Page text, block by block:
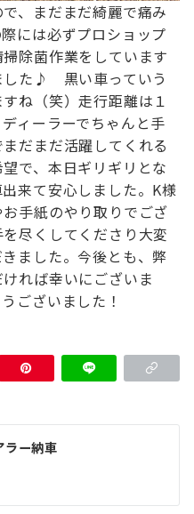
、まだまだ綺麗で痛み
には必ずプロショップ
除菌作業をしています
した♪ 黒い車っていう
ね（笑）走行距離は１
ィーラーでちゃんと手
まだまだ活躍してくれる
で、本日ギリギリとな
来て安心しました。 K様
手紙のやり取りでござ
尽くしてくださり大変
ました。今後とも、弊
れば幸いにございま
ございました！
ラー納車